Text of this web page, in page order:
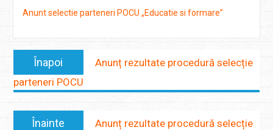
Anunt selectie parteneri POCU „Educatie si formare”
Navigare
articole
Înapoi Anterior:
Anunț rezultate procedură selecție
parteneri POCU
Înainte Următorul:
Anunț rezultate procedură selecție